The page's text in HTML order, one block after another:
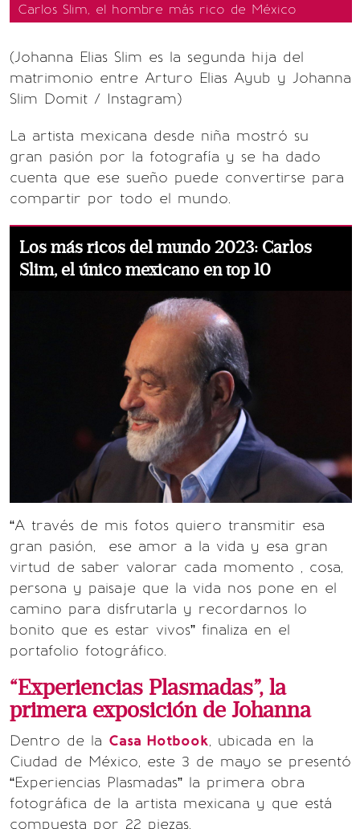
Carlos Slim, el hombre más rico de México
(Johanna Elias Slim es la segunda hija del
matrimonio entre Arturo Elias Ayub y Johanna
Slim Domit / Instagram)
La artista mexicana desde niña mostró su
gran pasión por la fotografía y se ha dado
cuenta que ese sueño puede convertirse para
compartir por todo el mundo.
Los más ricos del mundo 2023: Carlos
Slim, el único mexicano en top 10
“A través de mis fotos quiero transmitir esa
gran pasión, ese amor a la vida y esa gran
virtud de saber valorar cada momento , cosa,
persona y paisaje que la vida nos pone en el
camino para disfrutarla y recordarnos lo
bonito que es estar vivos” finaliza en el
portafolio fotográfico.
“Experiencias Plasmadas”, la
primera exposición de Johanna
Dentro de la Casa Hotbook, ubicada en la
Ciudad de México, este 3 de mayo se presentó
“Experiencias Plasmadas” la primera obra
fotográfica de la artista mexicana y que está
compuesta por 22 piezas.